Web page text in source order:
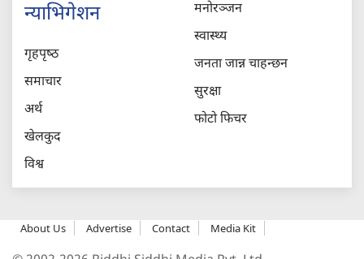
न्याभिगेशन
गृहपृष्‍ठ
समाचार
अर्थ
खेलकुद
विश्व
मनोरञ्जन
स्वास्थ्य
जनता जान्न चाहन्छन
सुरक्षा
फोटो फिचर
About Us Advertise Contact Media Kit